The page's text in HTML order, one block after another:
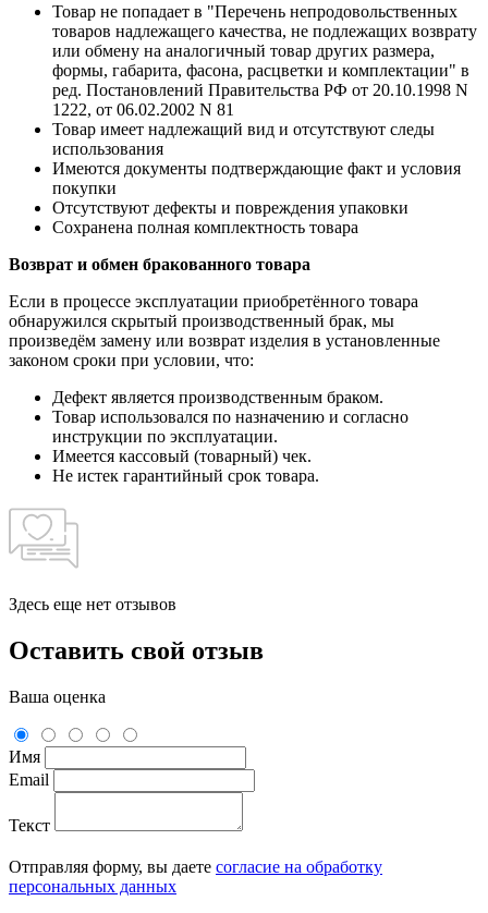
Товар не попадает в "Перечень непродовольственных
товаров надлежащего качества, не подлежащих возврату
или обмену на аналогичный товар других размера,
формы, габарита, фасона, расцветки и комплектации" в
ред. Постановлений Правительства РФ от 20.10.1998 N
1222, от 06.02.2002 N 81
Товар имеет надлежащий вид и отсутствуют следы
использования
Имеются документы подтверждающие факт и условия
покупки
Отсутствуют дефекты и повреждения упаковки
Сохранена полная комплектность товара
Возврат и обмен бракованного товара
Если в процессе эксплуатации приобретённого товара
обнаружился скрытый производственный брак, мы
произведём замену или возврат изделия в установленные
законом сроки при условии, что:
Дефект является производственным браком.
Товар использовался по назначению и согласно
инструкции по эксплуатации.
Имеется кассовый (товарный) чек.
Не истек гарантийный срок товара.
Здесь еще нет отзывов
Оставить свой отзыв
Ваша оценка
Имя
Email
Текст
Отправляя форму, вы даете согласие на обработку
персональных данных